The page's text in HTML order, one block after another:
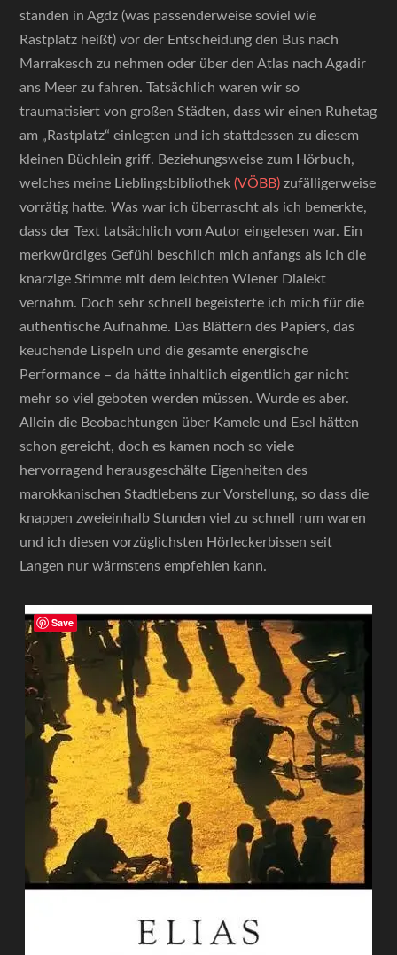
standen in Agdz (was passenderweise soviel wie
Rastplatz heißt) vor der Entscheidung den Bus nach
Marrakesch zu nehmen oder über den Atlas nach Agadir
ans Meer zu fahren. Tatsächlich waren wir so
traumatisiert von großen Städten, dass wir einen Ruhetag
am „Rastplatz“ einlegten und ich stattdessen zu diesem
kleinen Büchlein griff. Beziehungsweise zum Hörbuch,
welches meine Lieblingsbibliothek(VÖBB) zufälligerweise
vorrätig hatte. Was war ich überrascht als ich bemerkte,
dass der Text tatsächlich vom Autor eingelesen war. Ein
merkwürdiges Gefühl beschlich mich anfangs als ich die
knarzige Stimme mit dem leichten Wiener Dialekt
vernahm. Doch sehr schnell begeisterte ich mich für die
authentische Aufnahme. Das Blättern des Papiers, das
keuchende Lispeln und die gesamte energische
Performance – da hätte inhaltlich eigentlich gar nicht
mehr so viel geboten werden müssen. Wurde es aber.
Allein die Beobachtungen über Kamele und Esel hätten
schon gereicht, doch es kamen noch so viele
hervorragend herausgeschälte Eigenheiten des
marokkanischen Stadtlebens zur Vorstellung, so dass die
knappen zweieinhalb Stunden viel zu schnell rum waren
und ich diesen vorzüglichsten Hörleckerbissen seit
Langen nur wärmstens empfehlen kann.
Save